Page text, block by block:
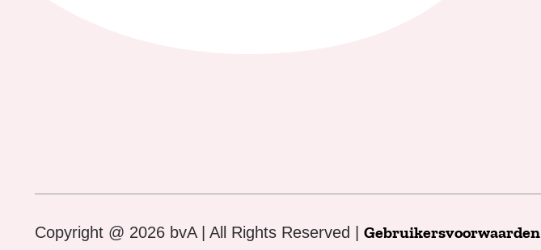
Copyright @ 2026 bvA | All Rights Reserved | Gebruikersvoorwaarden